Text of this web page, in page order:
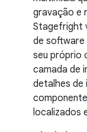
gravação e
Stagefright
de software
seu próprio
camada de
detalhes de
localizados